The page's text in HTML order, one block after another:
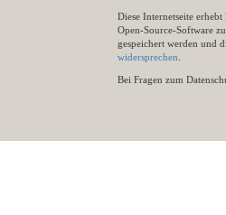
Diese Internetseite
Open-Source-Software
gespeichert werden und
widersprechen
Bei Fragen zum